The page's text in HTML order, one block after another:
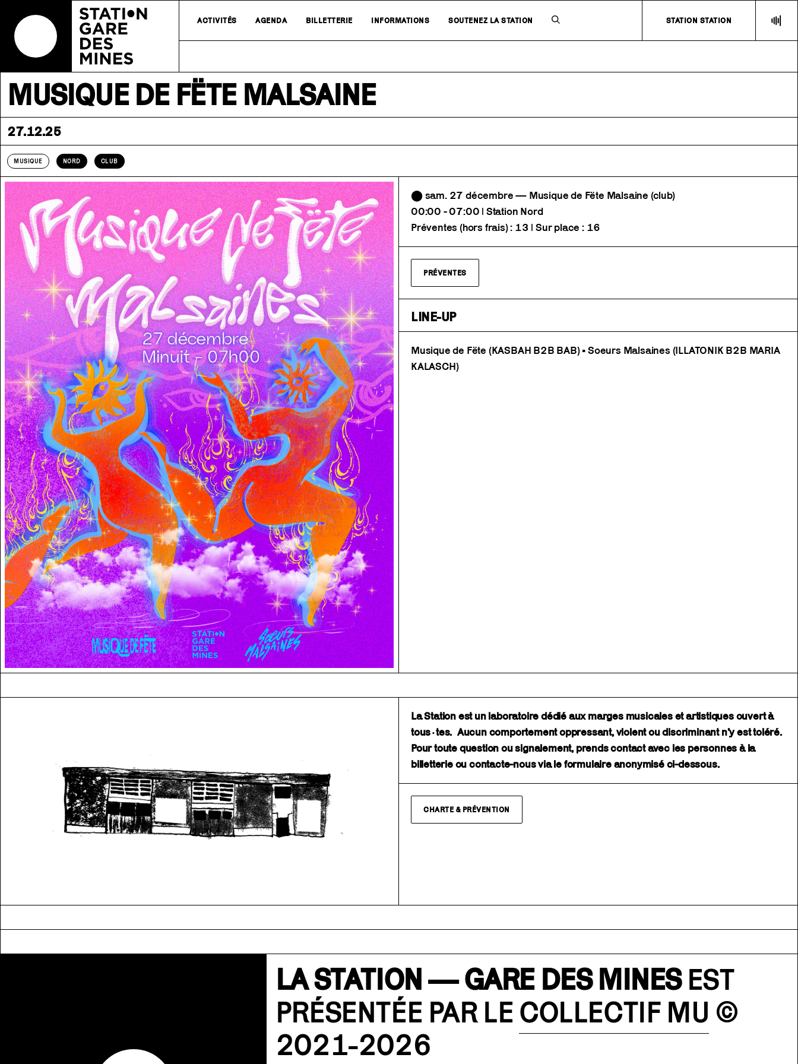
ACTIVITÉS AGENDA BILLETTERIE INFORMATIONS SOUTENEZ LA STATION STATION STATION
MUSIQUE DE FËTE MALSAINE
27.12.25
MUSIQUE NORD CLUB
⬤ sam. 27 décembre — Musique de Fëte Malsaine (club)
00:00 - 07:00 | Station Nord
Préventes (hors frais) : 13 | Sur place : 16
PRÉVENTES
LINE-UP
Musique de Fëte (KASBAH B2B BAB) • Soeurs Malsaines (ILLATONIK B2B MARIA
KALASCH)
La Station est un laboratoire dédié aux marges musicales et artistiques ouvert à
tous·tes. Aucun comportement oppressant, violent ou discriminant n’y est toléré.
Pour toute question ou signalement, prends contact avec les personnes à la
billetterie ou contacte-nous via le formulaire anonymisé ci-dessous.
CHARTE & PRÉVENTION
LA STATION — GARE DES MINESEST
PRÉSENTÉE PAR LE COLLECTIF MU ©
2021-2026